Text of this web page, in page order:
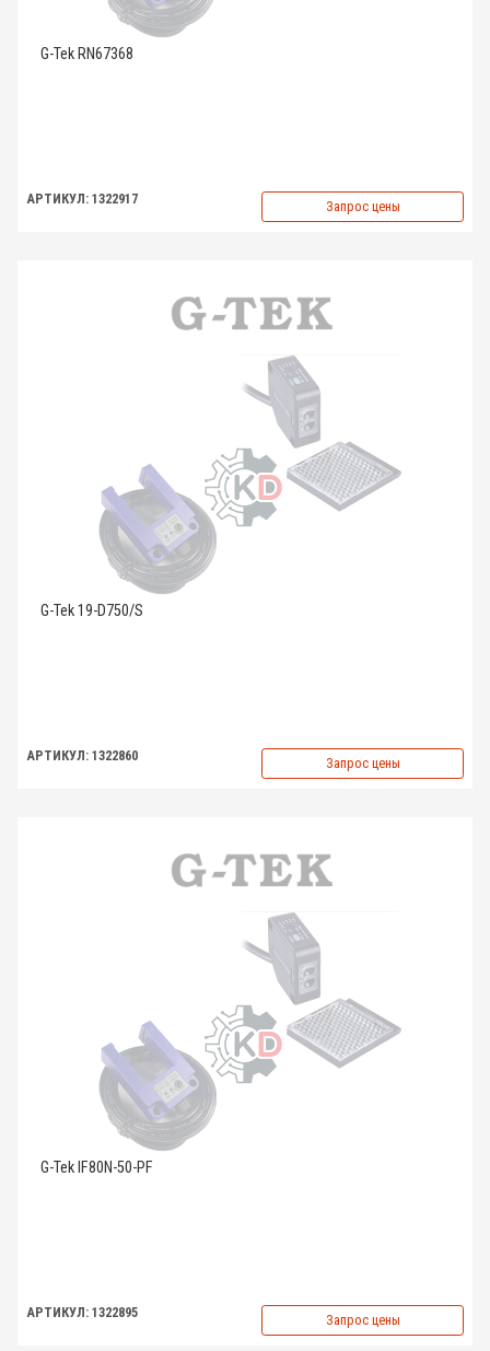
G-Tek RN67368
АРТИКУЛ: 1322917 Запрос цены
G-Tek 19-D750/S
АРТИКУЛ: 1322860 Запрос цены
G-Tek IF80N-50-PF
АРТИКУЛ: 1322895 Запрос цены